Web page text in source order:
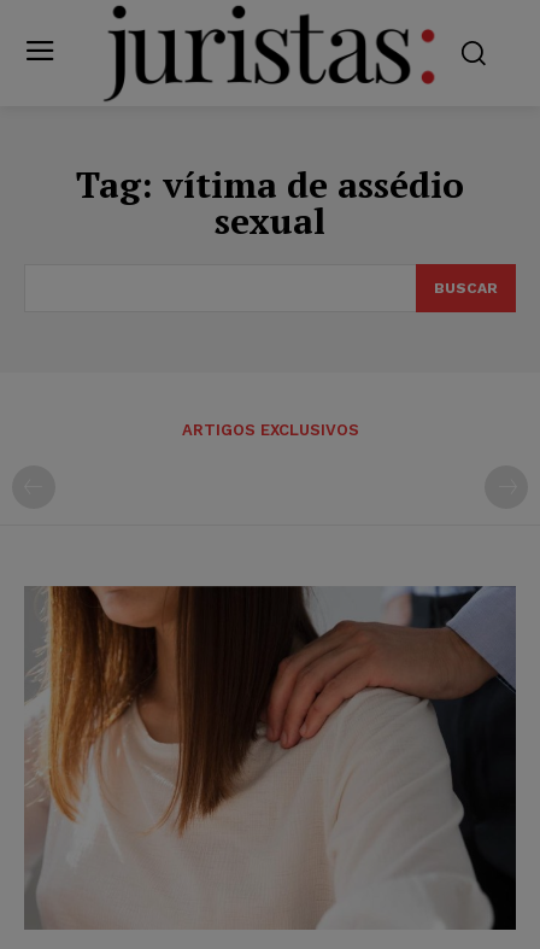
Tag: vítima de assédio
sexual
BUSCAR
ARTIGOS EXCLUSIVOS